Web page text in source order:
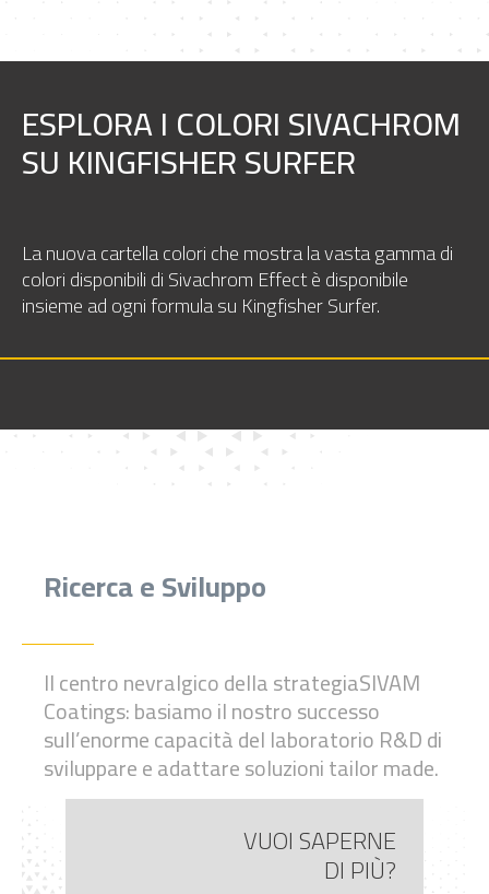
ESPLORA I COLORI SIVACHROM
SU KINGFISHER SURFER
La nuova cartella colori che mostra la vasta gammadi
colori disponibili di Sivachrom Effect è disponibile
insieme ad ogni formula su Kingfisher Surfer.
Ricerca e Sviluppo
Il centro nevralgico della strategiaSIVAM
Coatings: basiamo il nostrosuccesso
sull’enorme capacità dellaboratorio R&D di
svilupparee adattare soluzioni tailor made.
VUOI SAPERNE
DI PIÙ?